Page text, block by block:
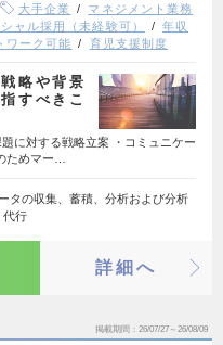
大手企業
マネジメント業務
ャル採用（未経験可）
年収
ワーク可能 育児支援制度
略や背景
すべきこ
に対する戦略立案 ・コミュニケー
ためマー…
タの収集、蓄積、分析および分析
代行
詳細へ
掲載期間 26/07/27～26/08/09